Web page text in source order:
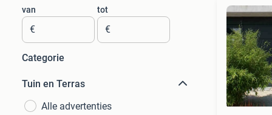
van
€
tot
€
Categorie
Tuin en Terras
Alle advertenties